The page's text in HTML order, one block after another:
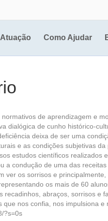
Atuação Como Ajudar
de aprendizagem e
dialógica de cunho histórico-
deixa de ser uma
e as condições subjetivas
estudos científicos realizados
a condução de uma das
ver os sorrisos e
os mais de 60
abraços, sorrisos e
nos confia, nos impulsiona
?s=0s